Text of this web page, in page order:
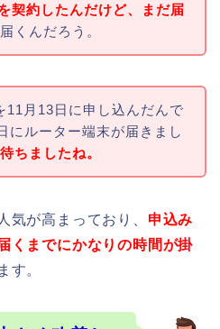
契約したんだけど、まだ届
くんだろう。
11月13日に申し込んだんで
にルーター端末が届きまし
ちましたね。
気が高まっており、 申込み
くまでにかなりの時間が掛
す。